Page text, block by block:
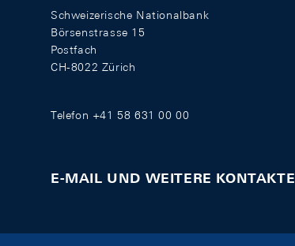
Schweizerische Nationalbank
Börsenstrasse 15
Postfach
CH-8022 Zürich
Telefon +41 58 631 00 00
E-MAIL UND WEITERE KONTAKTE